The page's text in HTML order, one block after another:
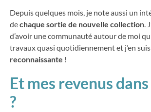
Depuis quelques mois, je note aussi un
dechaque sortie de nouvelle collection.
d’avoir une communauté autour de moi
travaux quasi quotidiennement et j’en suis
reconnaissante !
Et mes revenus
?